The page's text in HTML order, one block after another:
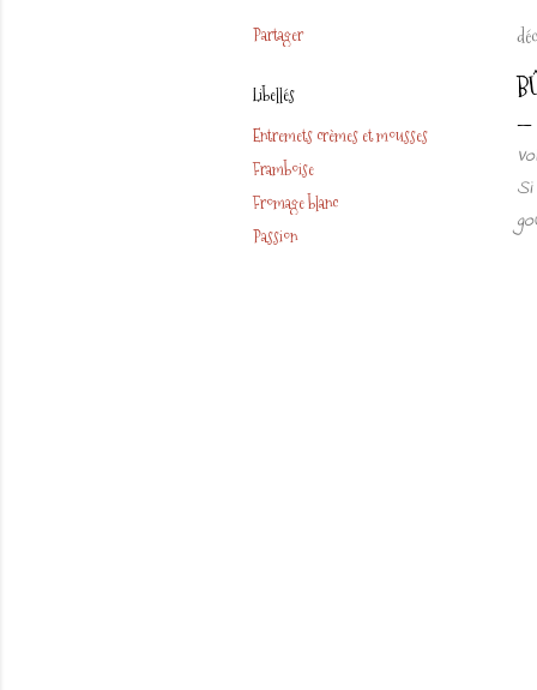
Partager
Libellés
Entremets crèmes et mousses
Framboise
Fromage blanc
Passion